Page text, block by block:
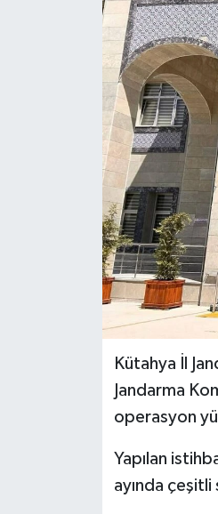
Kütahya İl
Jandarma
operasyon
Yapılan
ayında çeşitli
Haber İlanlar
Kültür-Sanat
Magazin
Resmi İlanlar
Seri İlan